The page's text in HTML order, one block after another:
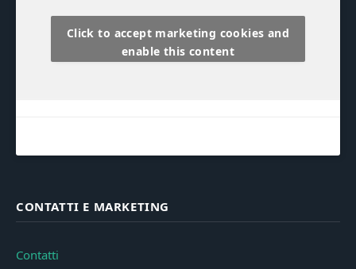
Click to accept marketing cookies and
enable this content
CONTATTI E MARKETING
Contatti